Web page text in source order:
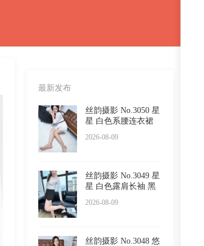
最新发布
丝韵摄影 No.3050 星
星 白色系腰连衣裙
2026-08-09
丝韵摄影 No.3049 星
星 白色露肩长袖 黑
2026-08-09
丝韵摄影 No.3048 悠